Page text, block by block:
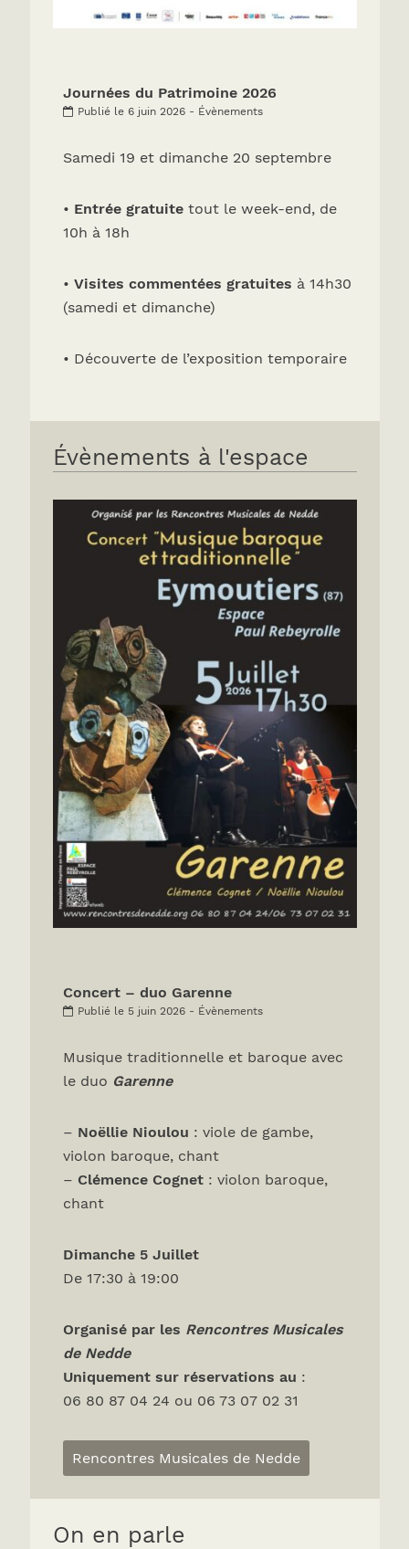
Journées du Patrimoine 2026
Publié le 6 juin 2026 - Évènements
Samedi 19 et dimanche 20 septembre
• Entrée gratuitetout le week-end, de
10h à 18h
• Visites commentées gratuites à 14h30
(samedi et dimanche)
• Découverte de l’exposition temporaire
Évènements à l'espace
Concert – duo Garenne
Publié le 5 juin 2026 - Évènements
Musique traditionnelle et baroque avec
le duo Garenne
– Noëllie Nioulou : viole de gambe,
violon baroque, chant
– Clémence Cognet: violon baroque,
chant
Dimanche 5 Juillet
De 17:30 à 19:00
Organisé par les Rencontres Musicales
de Nedde
Uniquement sur réservations au :
06 80 87 04 24 ou 06 73 07 02 31
Rencontres Musicales de Nedde
On en parle